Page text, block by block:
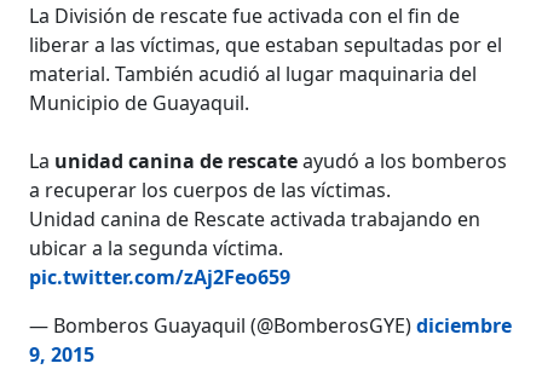
La División de rescate fue activada con el fin de
liberar a las víctimas, que estaban sepultadas por el
material. También acudió al lugar maquinaria del
Municipio de Guayaquil.
La unidad canina de rescateayudó a los bomberos
a recuperar los cuerpos de las víctimas.
Unidad canina de Rescate activada trabajando en
ubicar a la segunda víctima.
pic.twitter.com/zAj2Feo659
— Bomberos Guayaquil (@BomberosGYE)diciembre
9, 2015